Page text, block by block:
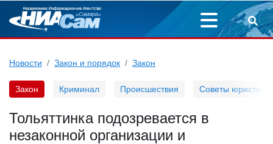
Новости Закон и порядок Закон
Закон Криминал Происшествия Советы юриста
Тольяттинка подозревается в
незаконной организации и